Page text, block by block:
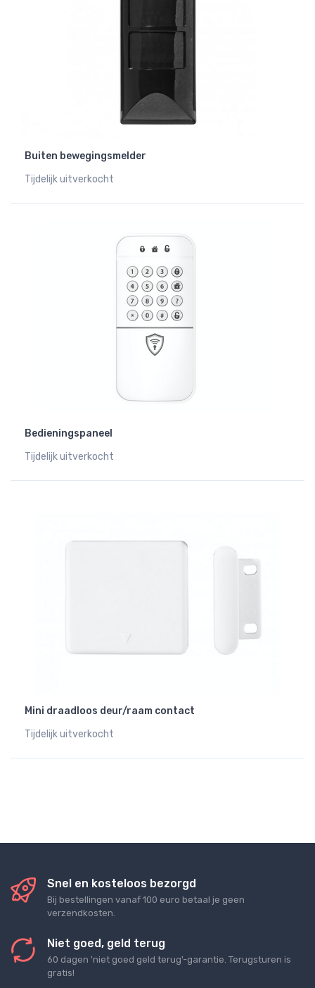
Buiten bewegingsmelder
Tijdelijk uitverkocht
Bedieningspaneel
Tijdelijk uitverkocht
Mini draadloos deur/raam contact
Tijdelijk uitverkocht
Snel en kosteloos bezorgd
Bij bestellingen vanaf 100 euro betaal je geen
verzendkosten.
Niet goed, geld terug
60 dagen 'niet goed geld terug'-garantie. Terugsturen is
gratis!